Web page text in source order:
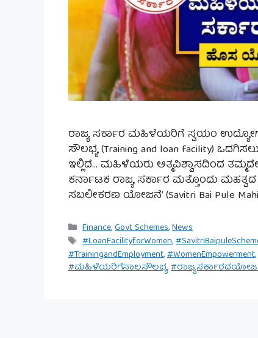
ರಾಜ್ಯ ಸರ್ಕಾರ ಮಹಿಳೆಯರಿಗೆ ಸ್ವಯಂ
ಸೌಲಭ್ಯ (Training and loan facility)
ಇಲ್ಲಿದೆ… ಮಹಿಳೆಯರು ಆತ್ಮವಿಶ್ವಾಸದಿಂದ
ಕರ್ನಾಟಕ ರಾಜ್ಯ ಸರ್ಕಾರ ಮತ್ತೊಂದು
ಸಬಲೀಕರಣ ಯೋಜನೆ’ (Savitri Bai Pule
Categories
Finance,Govt Schemes,News
Tags
#LoanFacilityforWomen,
#TrainingandEmployment,#WomenEmpowerment,
#ಮಹಿಳೆಯರಿಗೆಸಾಲಸೌಲಭ್ಯ,